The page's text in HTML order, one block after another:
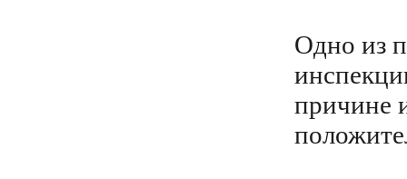
Одно из
причине